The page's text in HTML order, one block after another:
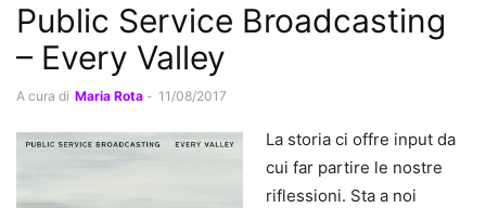
Public Service Broadcasting
– Every Valley
A cura di Maria Rota - 11/08/2017
La storia ci offre input da
cui far partire le nostre
riflessioni. Sta a noi